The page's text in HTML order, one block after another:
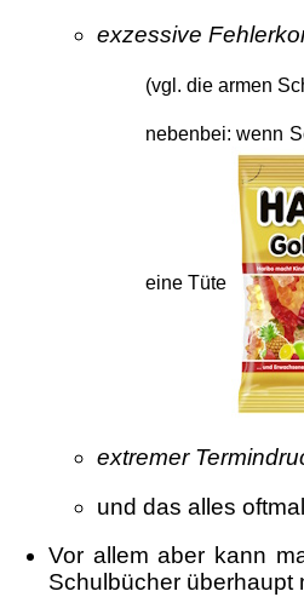
exzessive
(vgl. die armen
nebenbei: wenn
eine Tüte
extremer
und das alles
Vor allem aber kann
Schulbücher überhaupt